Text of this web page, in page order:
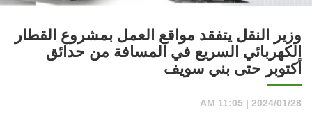
وزير النقل يتفقد مواقع العمل بمشروع القطار
الكهربائي السريع في المسافة من حدائق
أكتوبر حتى بني سويف
2024/01/28 | 11:05 AM